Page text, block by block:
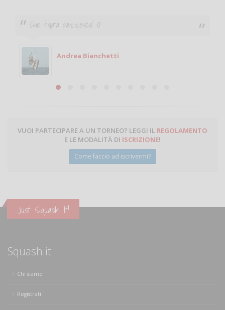
Ciao. Sono a Treviglio da poco e vorrei tornare a
Michele
Michele Miglionico
VUOI PARTECIPARE A UN TORNEO? LEGGI IL REGOLAMENTO
E LE MODALITÀ DI ISCRIZIONE!
Come faccio ad iscrivermi?
Just Squash It!
Squash.it
Chi siamo
Registrati